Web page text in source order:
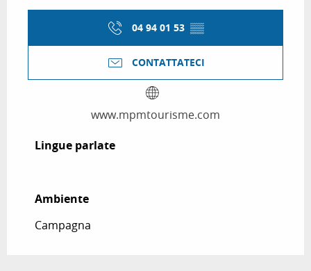
04 94 01 53 ▒▒
CONTATTATECI
www.mpmtourisme.com
Lingue parlate
Lingue parlate
Ambiente
Ambiente
Campagna